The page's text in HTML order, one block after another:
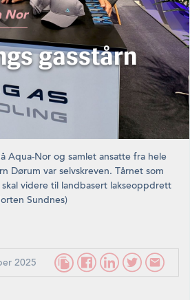
Nor
gasstårn
Aqua-Nor og samlet ansatte fra hele
Dørum var selvskreven. Tårnet som
videre til landbasert lakseoppdrett
Sundnes)
2025